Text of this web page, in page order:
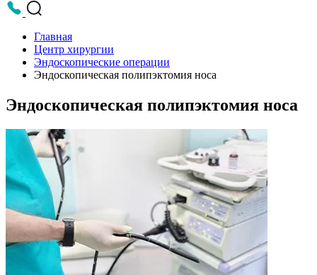
Главная
Центр хирургии
Эндоскопические операции
Эндоскопическая полипэктомия носа
Эндоскопическая полипэктомия носа